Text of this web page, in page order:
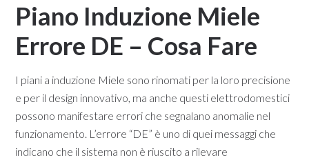
Piano Induzione Miele
Errore DE – Cosa Fare
I piani a induzione Miele sono rinomati per la loro precisione
e per il design innovativo, ma anche questi elettrodomestici
possono manifestare errori che segnalano anomalie nel
funzionamento. L’errore “DE” è uno di quei messaggi che
indicano che il sistema non è riuscito a rilevare